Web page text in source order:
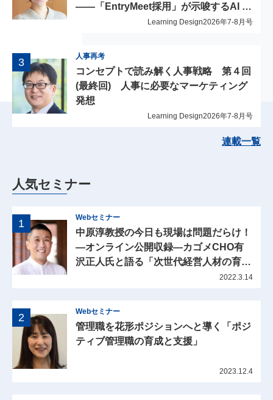
――「EntryMeet採用」が示唆するAI 時
Learning Design2026年7-8月号
人事再考
コンセプトで読み解く人事戦略 第４回
(最終回) 人事に必要なマーケティング
発想
Learning Design2026年7-8月号
連載一覧
人気セミナー
Webセミナー
中原淳教授の今日も現場は問題だらけ！
―オンライン公開収録―カゴメCHO有
沢正人氏と語る「次世代経営人材の育
2022.3.14
Webセミナー
管理職を花形ポジションへと導く「ポジ
ティブ管理職の育成と支援」
2023.12.4